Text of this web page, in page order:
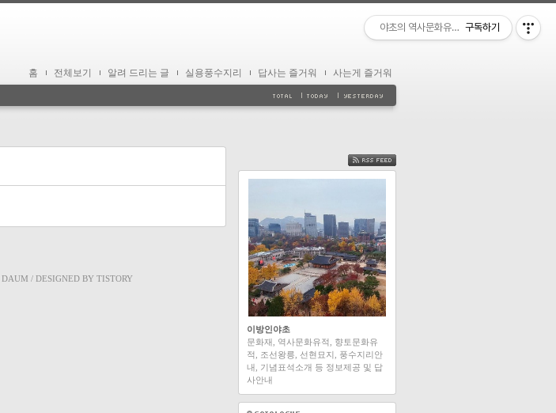
홈 전체보기 알려 드리는 글 실용풍수지리 답사는 즐거워 사는게 즐거워
DAUM / DESIGNED BY TISTORY
FEED
이방인야초
문화재, 역사문화유적, 향토문화유
적, 조선왕릉, 선현묘지, 풍수지리안
내, 기념표석소개 등 정보제공 및 답
사안내
야초의 역사문화유적 답사구독하기